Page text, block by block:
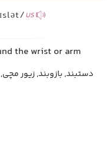
US
the wrist or arm
دستبند, بازوبند, زیور